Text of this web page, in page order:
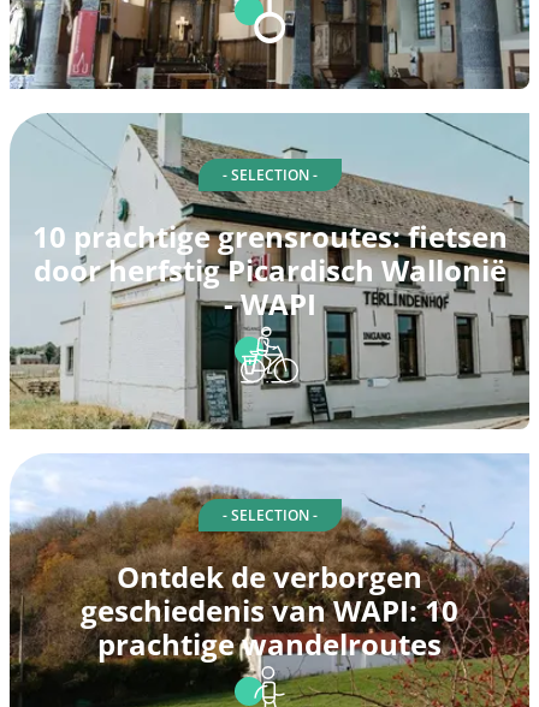
- SELECTION -
10 prachtige grensroutes: fietsen
door herfstig Picardisch Wallonië
- WAPI
- SELECTION -
Ontdek de verborgen
geschiedenis van WAPI: 10
prachtige wandelroutes